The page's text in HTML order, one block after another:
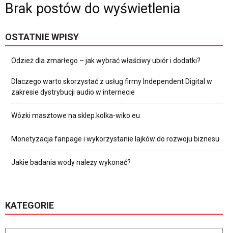
Brak postów do wyświetlenia
OSTATNIE WPISY
Odzież dla zmarłego – jak wybrać właściwy ubiór i dodatki?
Dlaczego warto skorzystać z usług firmy Independent Digital w
zakresie dystrybucji audio w internecie
Wózki masztowe na sklep.kolka-wiko.eu
Monetyzacja fanpage i wykorzystanie lajków do rozwoju biznesu
Jakie badania wody należy wykonać?
KATEGORIE
Kategorie